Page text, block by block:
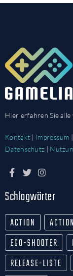
Hier erfahren Sie alle
Kontakt | Impressum |
Datenschutz |
Schlagwörter
ACTION
EGO-SHOOTER
RELEASE-LISTE